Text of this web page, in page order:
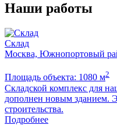
Наши работы
Склад
Москва, Южнопортовый
Площадь объекта: 1080 м2
Складской комплекс для
дополнен новым зданием.
строительства.
Подробнее